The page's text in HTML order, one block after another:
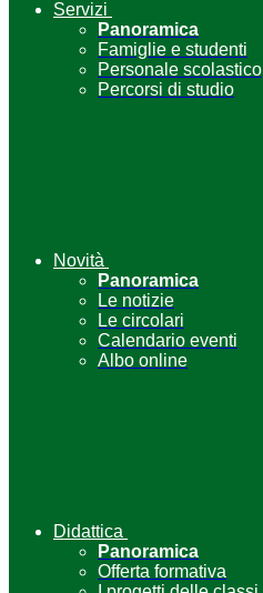
Servizi
Panoramica
Famiglie e studenti
Personale scolastico
Percorsi di studio
Novità
Panoramica
Le notizie
Le circolari
Calendario eventi
Albo online
Didattica
Panoramica
Offerta formativa